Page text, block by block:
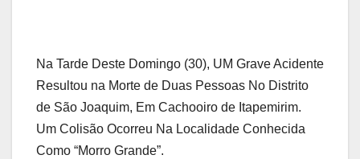
Na Tarde Deste Domingo (30), UM Grave Acidente
Resultou na Morte de Duas Pessoas No Distrito
de São Joaquim, Em Cachooiro de Itapemirim.
Um Colisão Ocorreu Na Localidade Conhecida
Como “Morro Grande”.